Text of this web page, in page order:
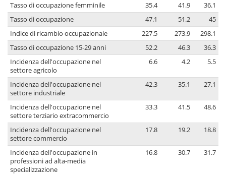
Tasso di occupazione femminile
35.4 41.9
36.1
Tasso di occupazione
47.1 51.2
45
Indice di ricambio occupazionale
227.5 273.9
298.1
Tasso di occupazione 15-29 anni
52.2 46.3
36.3
Incidenza dell'occupazione nel
settore agricolo
6.6 4.2 5.5
Incidenza dell'occupazione nel
settore industriale
42.3 35.1 27.1
Incidenza dell'occupazione nel
settore terziario extracommercio
33.3 41.5 48.6
Incidenza dell'occupazione nel
settore commercio
17.8 19.2 18.8
Incidenza dell'occupazione in
professioni ad alta-media
specializzazione
16.8 30.7 31.7